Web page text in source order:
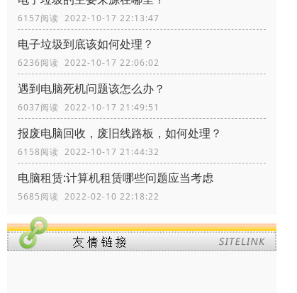
6157阅读 2022-10-17 22:13:47
电子垃圾到底该如何处理？
6236阅读 2022-10-17 22:06:02
遇到电脑死机问题该怎么办？
6037阅读 2022-10-17 21:49:51
报废电脑回收，废旧线路板，如何处理？
6158阅读 2022-10-17 21:44:32
电脑租赁:计算机租赁哪些问题应当考虑
5685阅读 2022-02-10 22:18:22